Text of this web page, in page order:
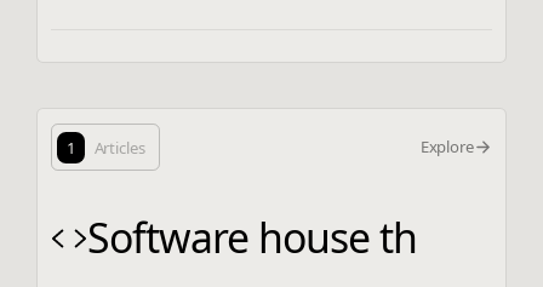
1 Articles Explore
Software house th